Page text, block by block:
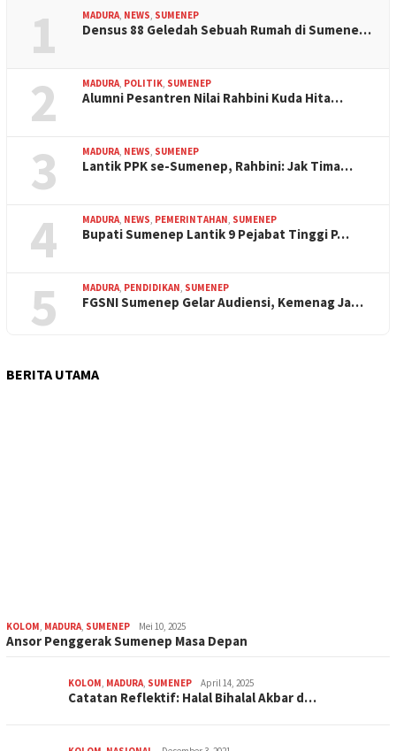
1 MADURA, NEWS, SUMENEP
Densus 88 Geledah Sebuah Rumah di Sumene…
2 MADURA, POLITIK, SUMENEP
Alumni Pesantren Nilai Rahbini Kuda Hita…
3 MADURA, NEWS, SUMENEP
Lantik PPK se-Sumenep, Rahbini: Jak Tima…
4 MADURA, NEWS, PEMERINTAHAN, SUMENEP
Bupati Sumenep Lantik 9 Pejabat Tinggi P…
5 MADURA, PENDIDIKAN, SUMENEP
FGSNI Sumenep Gelar Audiensi, Kemenag Ja…
BERITA UTAMA
KOLOM, MADURA, SUMENEP Mei 10, 2025
Ansor Penggerak Sumenep Masa Depan
KOLOM, MADURA, SUMENEP April 14, 2025
Catatan Reflektif: Halal Bihalal Akbar d…